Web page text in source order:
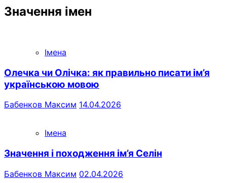
Значення імен
Імена
Олечка чи Олічка: як правильно писати ім’я
українською мовою
Бабенков Максим 14.04.2026
Імена
Значення і походження ім’я Селін
Бабенков Максим 02.04.2026